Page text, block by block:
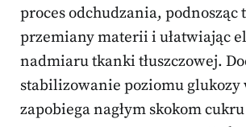
proces odchudzania, podnosząc
przemiany materii i ułatwiając
nadmiaru tkanki tłuszczowej.
stabilizowanie poziomu glukozy
zapobiega nagłym skokom